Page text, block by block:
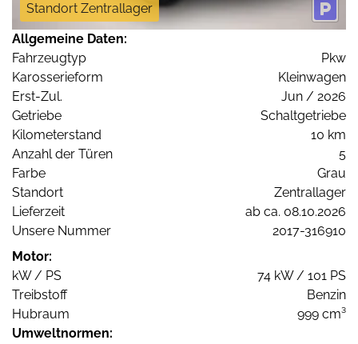
Standort Zentrallager
Allgemeine Daten:
Fahrzeugtyp
Pkw
Karosserieform
Kleinwagen
Erst-Zul.
Jun / 2026
Getriebe
Schaltgetriebe
Kilometerstand
10 km
Anzahl der Türen
5
Farbe
Grau
Standort
Zentrallager
Lieferzeit
ab ca. 08.10.2026
Unsere Nummer
2017-316910
Motor:
kW / PS
74 kW / 101 PS
Treibstoff
Benzin
Hubraum
999 cm³
Umweltnormen: